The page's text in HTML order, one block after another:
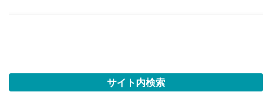
サイト内検索